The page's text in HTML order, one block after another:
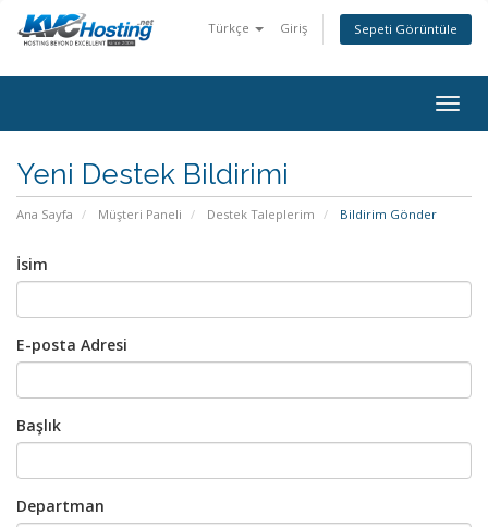
Türkçe Giriş Sepeti Görüntüle
Yeni Destek Bildirimi
Ana Sayfa Müşteri Paneli Destek Taleplerim Bildirim Gönder
İsim
E-posta Adresi
Başlık
Departman